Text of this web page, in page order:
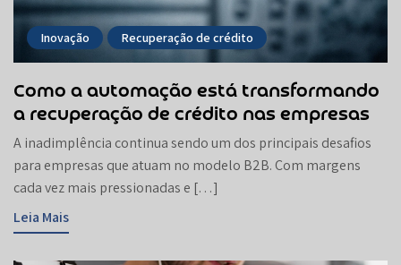
Inovação Recuperação de crédito
Como a automação está transformando
a recuperação de crédito nas empresas
A inadimplência continua sendo um dos principais desafios
para empresas que atuam no modelo B2B. Com margens
cada vez mais pressionadas e […]
Leia Mais